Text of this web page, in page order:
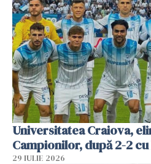
Universitatea Craiova,
Campionilor, după 2-2
29 IULIE 2026